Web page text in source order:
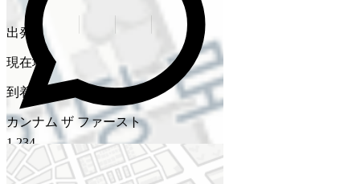
1,234
人気施術
スキンブースターKRW 120,000
リアルタイム運転手位置確認
出発
現在地
到着
カンナム ザ ファースト